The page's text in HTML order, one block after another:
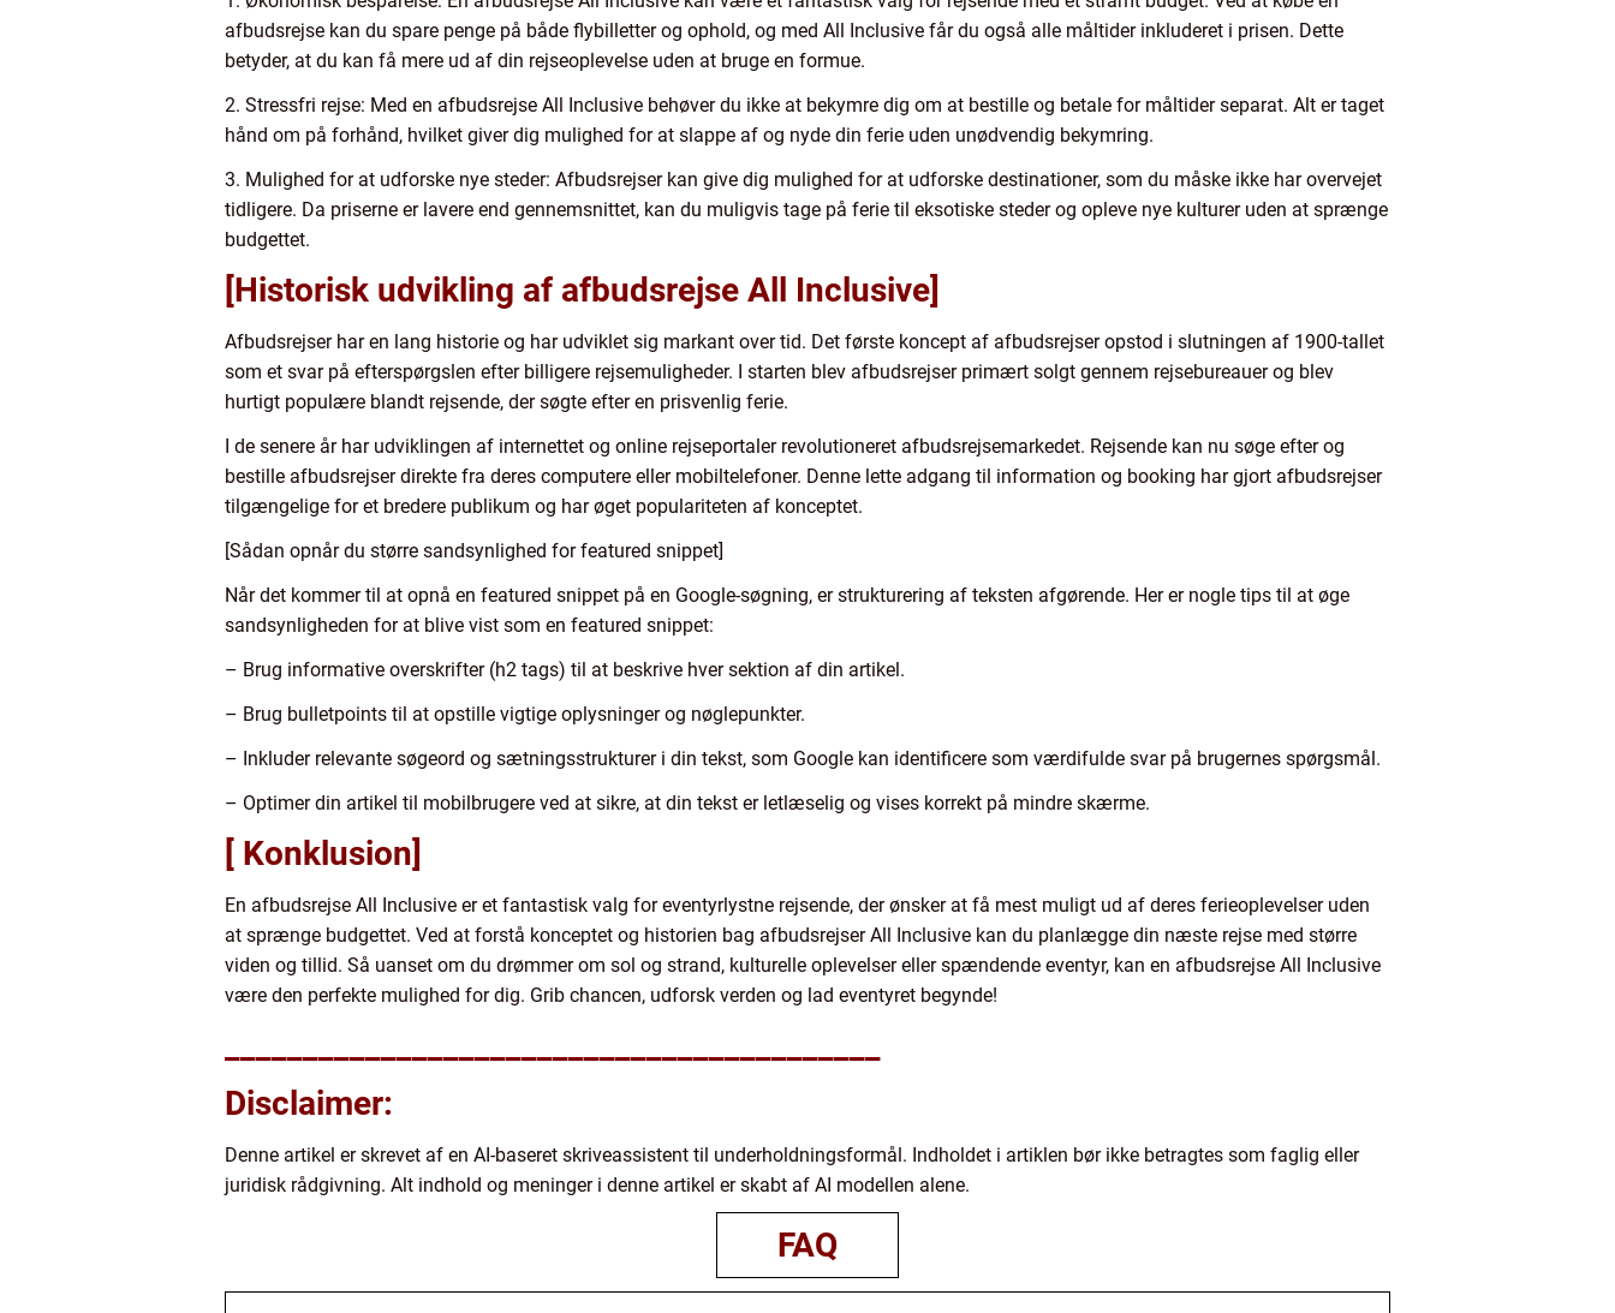
afbudsrejse kan du spare penge på både flybilletter og ophold, og med All Inclusive får du også alle måltider inkluderet i prisen. Dette
betyder, at du kan få mere ud af din rejseoplevelse uden at bruge en formue.
2. Stressfri rejse: Med en afbudsrejse All Inclusive behøver du ikke at bekymre dig om at bestille og betale for måltider separat. Alt er taget
hånd om på forhånd, hvilket giver dig mulighed for at slappe af og nyde din ferie uden unødvendig bekymring.
3. Mulighed for at udforske nye steder: Afbudsrejser kan give dig mulighed for at udforske destinationer, som du måske ikke har overvejet
tidligere. Da priserne er lavere end gennemsnittet, kan du muligvis tage på ferie til eksotiske steder og opleve nye kulturer uden at sprænge
budgettet.
[Historisk udvikling af afbudsrejse All Inclusive]
Afbudsrejser har en lang historie og har udviklet sig markant over tid. Det første koncept af afbudsrejser opstod i slutningen af 1900-tallet
som et svar på efterspørgslen efter billigere rejsemuligheder. I starten blev afbudsrejser primært solgt gennem rejsebureauer og blev
hurtigt populære blandt rejsende, der søgte efter en prisvenlig ferie.
I de senere år har udviklingen af internettet og online rejseportaler revolutioneret afbudsrejsemarkedet. Rejsende kan nu søge efter og
bestille afbudsrejser direkte fra deres computere eller mobiltelefoner. Denne lette adgang til information og booking har gjort afbudsrejser
tilgængelige for et bredere publikum og har øget populariteten af konceptet.
[Sådan opnår du større sandsynlighed for featured snippet]
Når det kommer til at opnå en featured snippet på en Google-søgning, er strukturering af teksten afgørende. Her er nogle tips til at øge
sandsynligheden for at blive vist som en featured snippet:
– Brug informative overskrifter (h2 tags) til at beskrive hver sektion af din artikel.
– Brug bulletpoints til at opstille vigtige oplysninger og nøglepunkter.
– Inkluder relevante søgeord og sætningsstrukturer i din tekst, som Google kan identificere som værdifulde svar på brugernes spørgsmål.
– Optimer din artikel til mobilbrugere ved at sikre, at din tekst er letlæselig og vises korrekt på mindre skærme.
[ Konklusion]
En afbudsrejse All Inclusive er et fantastisk valg for eventyrlystne rejsende, der ønsker at få mest muligt ud af deres ferieoplevelser uden
at sprænge budgettet. Ved at forstå konceptet og historien bag afbudsrejser All Inclusive kan du planlægge din næste rejse med større
viden og tillid. Så uanset om du drømmer om sol og strand, kulturelle oplevelser eller spændende eventyr, kan en afbudsrejse All Inclusive
være den perfekte mulighed for dig. Grib chancen, udforsk verden og lad eventyret begynde!
Disclaimer:
Denne artikel er skrevet af en AI-baseret skriveassistent til underholdningsformål. Indholdet i artiklen bør ikke betragtes som faglig eller
juridisk rådgivning. Alt indhold og meninger i denne artikel er skabt af AI modellen alene.
FAQ